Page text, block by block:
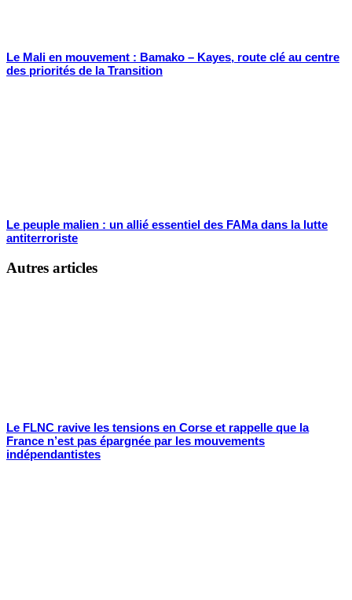
Le Mali en mouvement : Bamako – Kayes, route clé au centre
des priorités de la Transition
Le peuple malien : un allié essentiel des FAMa dans la lutte
antiterroriste
Autres articles
Le FLNC ravive les tensions en Corse et rappelle que la
France n’est pas épargnée par les mouvements
indépendantistes